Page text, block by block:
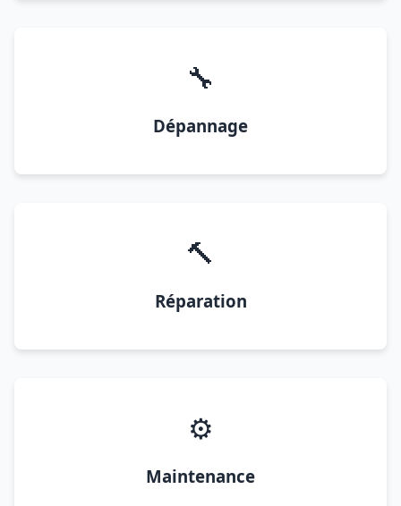
🔧
Dépannage
🔨
Réparation
⚙️
Maintenance